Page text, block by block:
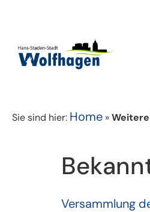
Sie sind hier: Home »
Versammlung